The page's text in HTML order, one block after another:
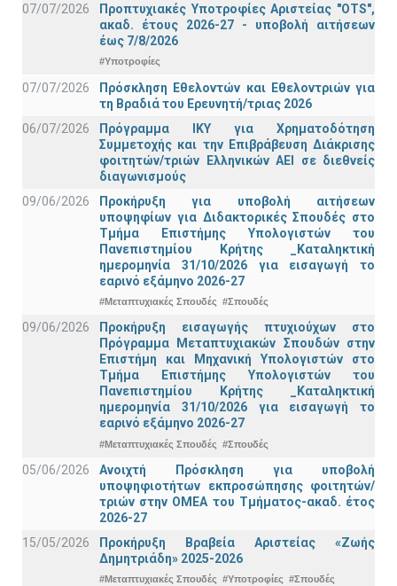
07/07/2026
Προπτυχιακές Υποτροφίες Αριστείας "OTS",
ακαδ. έτους 2026-27 - υποβολή αιτήσεων
έως 7/8/2026
#Υποτροφίες
07/07/2026
Πρόσκληση Εθελοντών και Εθελοντριών για
τη Βραδιά του Ερευνητή/τριας 2026
06/07/2026
Πρόγραμμα ΙΚΥ για Χρηματοδότηση
Συμμετοχής και την Επιβράβευση Διάκρισης
φοιτητών/τριών Ελληνικών ΑΕΙ σε διεθνείς
διαγωνισμούς
09/06/2026
Προκήρυξη για υποβολή αιτήσεων
υποψηφίων για Διδακτορικές Σπουδές στο
Τμήμα Eπιστήμης Υπολογιστών του
Πανεπιστημίου Κρήτης _Καταληκτική
ημερομηνία 31/10/2026 για εισαγωγή το
εαρινό εξάμηνο 2026-27
#Μεταπτυχιακές Σπουδές #Σπουδές
09/06/2026
Προκήρυξη εισαγωγής πτυχιούχων στo
Πρόγραμμα Μεταπτυχιακών Σπουδών στην
Επιστήμη και Μηχανική Υπολογιστών στο
Τμήμα Eπιστήμης Υπολογιστών του
Πανεπιστημίου Κρήτης _Καταληκτική
ημερομηνία 31/10/2026 για εισαγωγή το
εαρινό εξάμηνο 2026-27
#Μεταπτυχιακές Σπουδές #Σπουδές
05/06/2026
Ανοιχτή Πρόσκληση για υποβολή
υποψηφιοτήτων εκπροσώπησης φοιτητών/
τριών στην ΟΜΕΑ του Τμήματος-ακαδ. έτος
2026-27
15/05/2026
Προκήρυξη Βραβεία Αριστείας «Ζωής
Δημητριάδη» 2025-2026
#Μεταπτυχιακές Σπουδές #Υποτροφίες #Σπουδές